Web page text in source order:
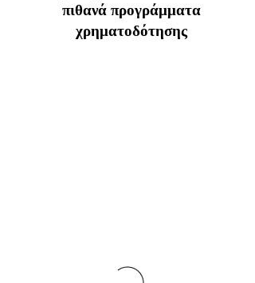
πιθανά προγράμματα
χρηματοδότησης